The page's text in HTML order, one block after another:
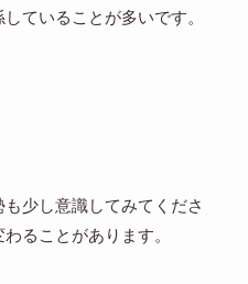
ていることが多いです。
少し意識してみてくださ
ることがあります。